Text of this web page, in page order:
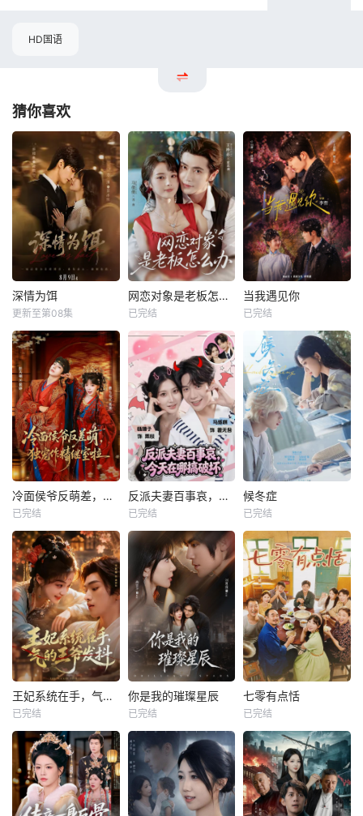
HD国语
猜你喜欢
深情为饵
更新至第08集
网恋对象是老板怎么办
已完结
当我遇见你
已完结
冷面侯爷反萌差，独宠作精继室啦
已完结
反派夫妻百事哀，今天在哪搞破坏
已完结
候冬症
已完结
王妃系统在手，气的王爷发抖
已完结
你是我的璀璨星辰
已完结
七零有点恬
已完结